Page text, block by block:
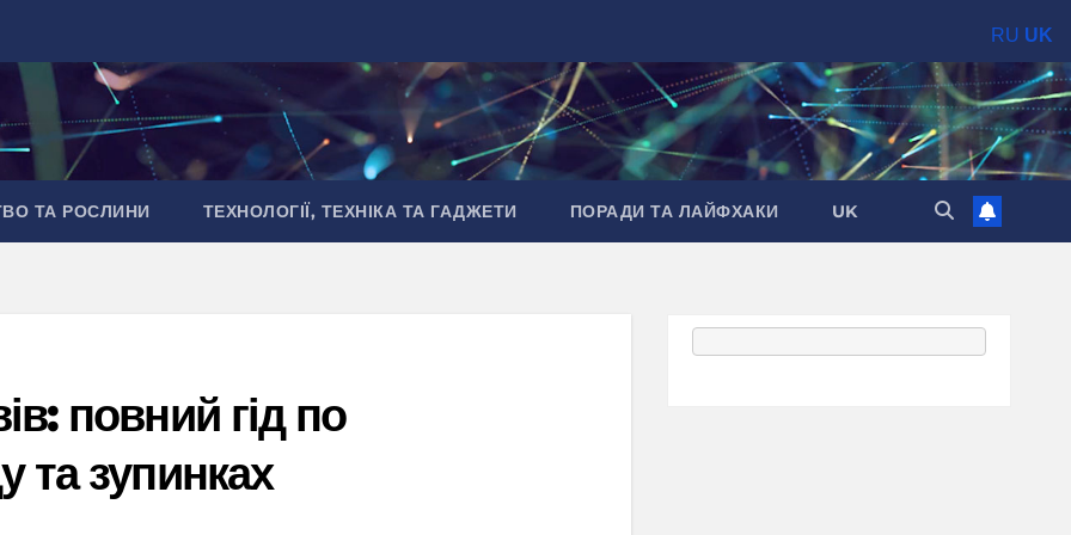
ТА РОСЛИНИ ТЕХНОЛОГІЇ, ТЕХНІКА ТА ГАДЖЕТИ ПОРАДИ ТА ЛАЙФХАКИ UK
повний гід по
та зупинках
RU UK